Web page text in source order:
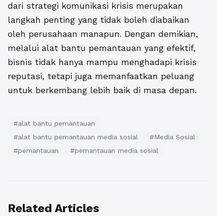
dari strategi komunikasi krisis merupakan
langkah penting yang tidak boleh diabaikan
oleh perusahaan manapun. Dengan demikian,
melalui alat bantu pemantauan yang efektif,
bisnis tidak hanya mampu menghadapi krisis
reputasi, tetapi juga memanfaatkan peluang
untuk berkembang lebih baik di masa depan.
#alat bantu pemantauan
#alat bantu pemantauan media sosial
#Media Sosial
#pemantauan
#pemantauan media sosial
Related Articles